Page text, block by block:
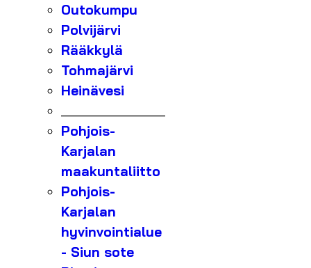
Outokumpu
Polvijärvi
Rääkkylä
Tohmajärvi
Heinävesi
Pohjois-
Karjalan
maakuntaliitto
Pohjois-
Karjalan
hyvinvointialue
- Siun sote